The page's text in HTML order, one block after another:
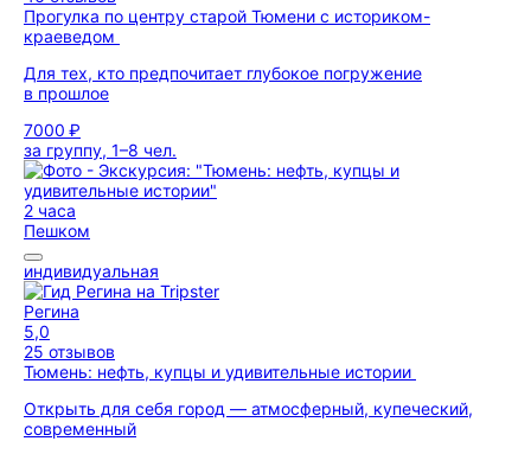
Прогулка по центру старой Тюмени с историком-
краеведом
Для тех, кто предпочитает глубокое погружение
в прошлое
7000 ₽
за группу, 1–8 чел.
2 часа
Пешком
индивидуальная
Регина
5,0
25 отзывов
Тюмень: нефть, купцы и удивительные истории
Открыть для себя город — атмосферный, купеческий,
современный